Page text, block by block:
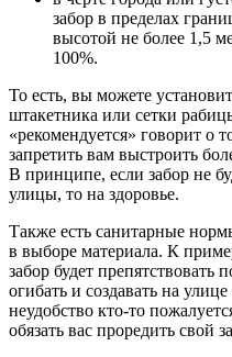
забор в пределах
высотой не более 1,5
100%.
То есть, вы можете
штакетника или сетки
«рекомендуется» говорит о
запретить вам выстроить
В принципе, если забор не
улицы, то на здоровье.
Также есть санитарные
в выборе материала. К
забор будет препятствовать
огибать и создавать на
неудобство кто-то
обязать вас проредить свой